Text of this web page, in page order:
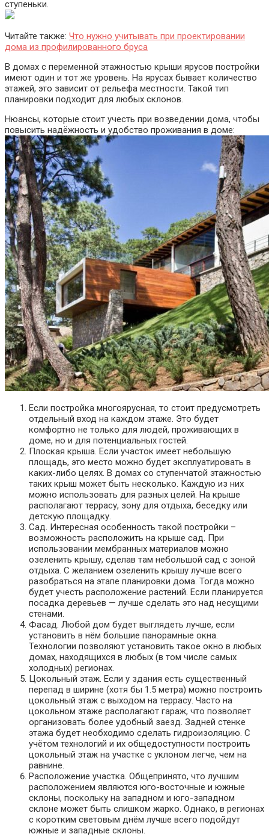
ступеньки.
Читайте также: Что нужно учитывать при проектировании
дома из профилированного бруса
В домах с переменной этажностью крыши ярусов постройки
имеют один и тот же уровень. На ярусах бывает количество
этажей, это зависит от рельефа местности. Такой тип
планировки подходит для любых склонов.
Нюансы, которые стоит учесть при возведении дома, чтобы
повысить надёжность и удобство проживания в доме:
Если постройка многоярусная, то стоит предусмотреть
отдельный вход на каждом этаже. Это будет
комфортно не только для людей, проживающих в
доме, но и для потенциальных гостей.
Плоская крыша. Если участок имеет небольшую
площадь, это место можно будет эксплуатировать в
каких-либо целях. В домах со ступенчатой этажностью
таких крыш может быть несколько. Каждую из них
можно использовать для разных целей. На крыше
располагают террасу, зону для отдыха, беседку или
детскую площадку.
Сад. Интересная особенность такой постройки –
возможность расположить на крыше сад. При
использовании мембранных материалов можно
озеленить крышу, сделав там небольшой сад с зоной
отдыха. С желанием озеленить крышу лучше всего
разобраться на этапе планировки дома. Тогда можно
будет учесть расположение растений. Если планируется
посадка деревьев — лучше сделать это над несущими
стенами.
Фасад. Любой дом будет выглядеть лучше, если
установить в нём большие панорамные окна.
Технологии позволяют установить такое окно в любых
домах, находящихся в любых (в том числе самых
холодных) регионах.
Цокольный этаж. Если у здания есть существенный
перепад в ширине (хотя бы 1.5 метра) можно построить
цокольный этаж с выходом на террасу. Часто на
цокольном этаже располагают гараж, что позволяет
организовать более удобный заезд. Задней стенке
этажа будет необходимо сделать гидроизоляцию. С
учётом технологий и их общедоступности построить
цокольный этаж на участке с уклоном легче, чем на
равнине.
Расположение участка. Общепринято, что лучшим
расположением являются юго-восточные и южные
склоны, поскольку на западном и юго-западном
склоне может быть слишком жарко. Однако, в регионах
с коротким световым днём лучше всего подойдут
южные и западные склоны.